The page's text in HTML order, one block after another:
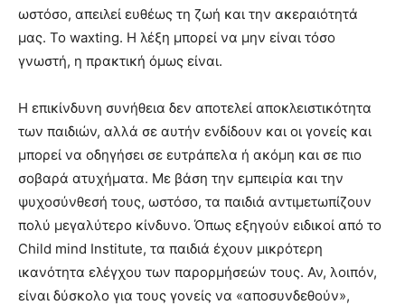
ωστόσο, απειλεί ευθέως τη ζωή και την ακεραιότητά
μας. Το waxting. Η λέξη μπορεί να μην είναι τόσο
γνωστή, η πρακτική όμως είναι.
Η επικίνδυνη συνήθεια δεν αποτελεί αποκλειστικότητα
των παιδιών, αλλά σε αυτήν ενδίδουν και οι γονείς και
μπορεί να οδηγήσει σε ευτράπελα ή ακόμη και σε πιο
σοβαρά ατυχήματα. Με βάση την εμπειρία και την
ψυχοσύνθεσή τους, ωστόσο, τα παιδιά αντιμετωπίζουν
πολύ μεγαλύτερο κίνδυνο. Όπως εξηγούν ειδικοί από το
Child mind Institute, τα παιδιά έχουν μικρότερη
ικανότητα ελέγχου των παρορμήσεών τους. Αν, λοιπόν,
είναι δύσκολο για τους γονείς να «αποσυνδεθούν»,